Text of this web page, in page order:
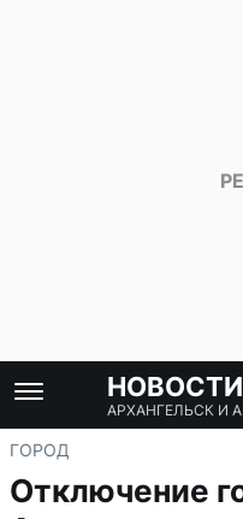
НОВОСТИ
АРХАНГЕЛЬСК И
ГОРОД
Отключение